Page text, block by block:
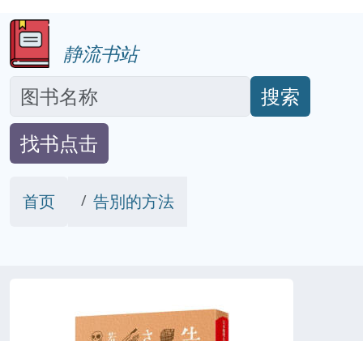
静流书站
搜索
找书点击
首页 告別的方法